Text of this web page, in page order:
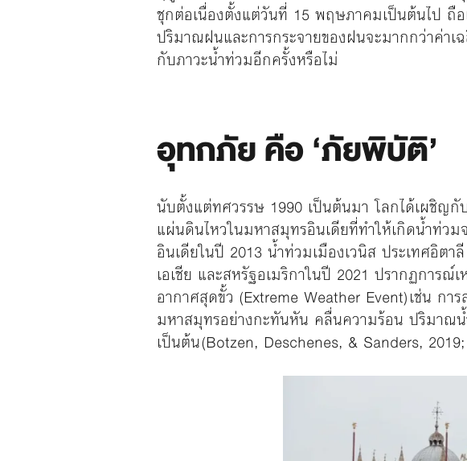
ชุกต่อเนื่องตั้งแต่วันที่ 15 พฤษภาคมเป็นต้นไป
ปริมาณฝนและการกระจายของฝนจะมากกว่าค่า
กับภาวะน้ำท่วมอีกครั้งหรือไม่
อุทกภัย คือ ‘ภัยพิบัติ’
นับตั้งแต่ทศวรรษ 1990 เป็นต้นมา โลกได้เผชิญ
แผ่นดินไหวในมหาสมุทรอินเดียที่ทำให้เกิดน้ำท่ว
อินเดียในปี 2013 น้ำท่วมเมืองเวนิส ประเทศอิต
เอเชีย และสหรัฐอเมริกาในปี 2021 ปรากฏการ
อากาศสุดขั้ว (Extreme Weather Event) เช่น ก
มหาสมุทรอย่างกะทันหัน คลื่นความร้อน ปริมาณ
เป็นต้น (Botzen, Deschenes, & Sanders,